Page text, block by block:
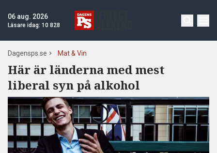
06 aug. 2026
Läsare idag: 10 828
Dagensps.se Mat & Vin
Här är länderna med mest
liberal syn på alkohol